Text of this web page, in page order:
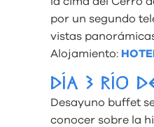
por un segundo
vistas
Alojamiento:
DÍA 3 RÍO
Desayuno buffet
conocer sobre la